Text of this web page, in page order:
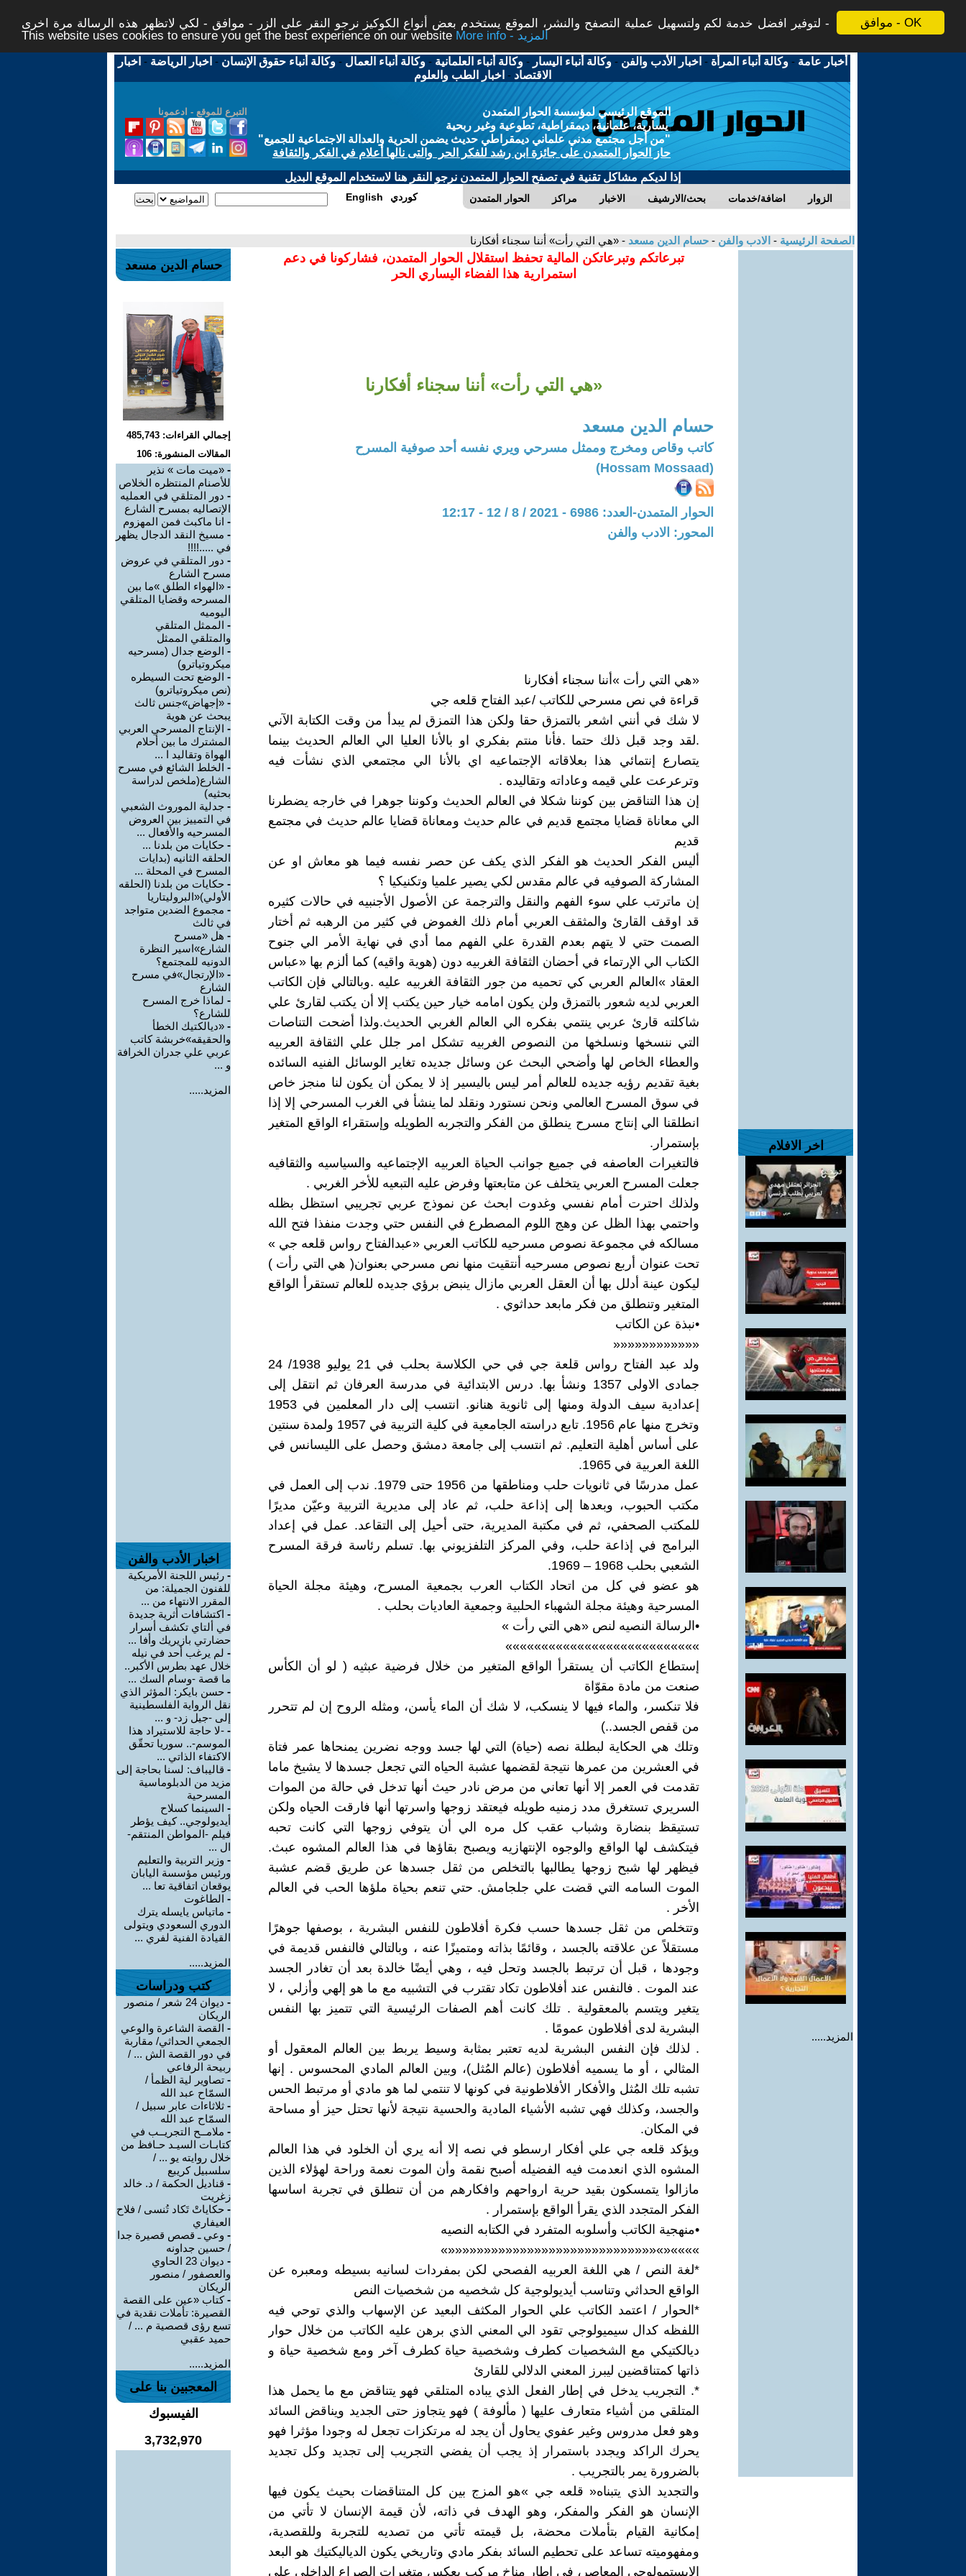
موافق - OK
لتوفير افضل خدمة لكم ولتسهيل عملية التصفح والنشر، الموقع يستخدم بعض أنواع الكوكيز نرجو النقر على الزر - موافق - لكي لاتظهر هذه الرسالة مرة اخرى -
This website uses cookies to ensure you get the best experience on our website
More info - المزيد
أخبار عامة -وكالة أنباء المرأة - اخبار الأدب والفن -وكالة أنباء اليسار -وكالة أنباء العلمانية -وكالة أنباء العمال -وكالة أنباء حقوق الإنسان - اخبار الرياضة - اخبار
الاقتصاد - اخبار الطب والعلوم
التبرع للموقع - ادعمونا
الموقع الرئيسي لمؤسسة الحوار المتمدن
يسارية، علمانية، ديمقراطية، تطوعية وغير ربحية
"من أجل مجتمع مدني علماني ديمقراطي حديث يضمن الحرية والعدالة الاجتماعية للجميع"
حاز الحوار المتمدن على جائزة ابن رشد للفكر الحر والتى نالها أعلام في الفكر والثقافة
إذا لديكم مشاكل تقنية في تصفح الحوار المتمدن نرجو النقر هنا لاستخدام الموقع البديل
الحوار المتمدن مراكز الاخبار بحث/الارشيف اضافة/خدمات الزوار English كوردي
الصفحة الرئيسية - الادب والفن - حسام الدين مسعد - «هي التي رأت» أننا سجناء أفكارنا
اخر الافلام
المزيد.....
تبرعاتكم وتبرعاتكن المالية تحفظ استقلال الحوار المتمدن، فشاركونا في دعم
استمرارية هذا الفضاء اليساري الحر
«هي التي رأت» أننا سجناء أفكارنا
حسام الدين مسعد
كاتب وقاص ومخرج وممثل مسرحي ويري نفسه أحد صوفية المسرح
(Hossam Mossaad)
الحوار المتمدن-العدد: 6986 - 2021 / 8 / 12 - 12:17
المحور: الادب والفن
«هي التي رأت »أننا سجناء أفكارنا
قراءة في نص مسرحي للكاتب /عبد الفتاح قلعه جي
لا شك في أنني اشعر بالتمزق حقا ولكن هذا التمزق لم يبدأ من وقت الكتابة الآني
.لقد وجد قبل ذلك حتما .فأنا منتم بفكري او بالأنا العليا الي العالم الحديث بينما
يتصارع إنتمائي هذا بعلاقاته الإجتماعيه اي بالأنا الي مجتمعي الذي نشأت فيه
وترعرعت علي قيمه وعاداته وتقاليده .
إن هذا التناقض بين كوننا شكلا في العالم الحديث وكوننا جوهرا في خارجه يضطرنا
الي معاناة قضايا مجتمع قديم في عالم حديث ومعاناة قضايا عالم حديث في مجتمع
قديم
أليس الفكر الحديث هو الفكر الذي يكف عن حصر نفسه فيما هو معاش او عن
المشاركة الصوفيه في عالم مقدس لكي يصير علميا وتكنيكيا ؟
إن ماترتب علي سوء الفهم والنقل والترجمة عن الأصول الأجنبيه في حالات كثيره
قد اوقف القارئ والمثقف العربي أمام ذلك الغموض في كثير من الرهبه ثم أختار
الصمت حتي لا يتهم بعدم القدرة علي الفهم مما أدي في نهاية الأمر الي جنوح
الكتاب الي الإرتماء في أحضان الثقافة الغربيه دون (هوية واقيه) كما ألزم بها «عباس
العقاد »العالم العربي كي تحميه من جور الثقافة الغربيه عليه .وبالتالي فإن الكاتب
العربي لديه شعور بالتمزق ولن يكون امامه خيار حين يكتب إلا أن يكتب لقارئ علي
شاكلته قارئ عربي ينتمي بفكره الي العالم الغربي الحديث.ولذا أضحت التناصات
التي ننسخها ونسلخها من النصوص الغربيه تشكل امر جلل علي الثقافة العربيه
والعطاء الخاص لها وأضحي البحث عن وسائل جديده تغاير الوسائل الفنيه السائده
بغية تقديم رؤيه جديده للعالم أمر ليس باليسير إذ لا يمكن أن يكون لنا منجز خاص
في سوق المسرح العالمي ونحن نستورد ونقلد لما ينشأ في الغرب المسرحي إلا إذا
انطلقنا الي إنتاج مسرح ينطلق من الفكر والتجربه الطويله وإستقراء الواقع المتغير
بإستمرار.
فالتغيرات العاصفه في جميع جوانب الحياة العربيه الإجتماعيه والسياسيه والثقافيه
جعلت المسرح العربي يتخلف عن متابعتها وفرض عليه التبعيه للأخر الغربي .
ولذلك احترت أمام نفسي وغدوت ابحث عن نموذج عربي تجريبي استظل بظله
واحتمي بهذا الظل عن وهج اللوم المصطرع في النفس حتي وجدت منفذا فتح الله
مسالكه في مجموعة نصوص مسرحيه للكاتب العربي «عبدالفتاح رواس قلعه جي »
تحت عنوان أربع نصوص مسرحيه أنتقيت منها نص مسرحي بعنوان( هي التي رأت )
ليكون عينة أدلل بها أن العقل العربي مازال ينبض برؤي جديده للعالم تستقرأ الواقع
المتغير وتنطلق من فكر مابعد حداثوي .
•نبذة عن الكاتب
««««««««««««
ولد عبد الفتاح رواس قلعة جي في حي الكلاسة بحلب في 21 يوليو 1938/ 24
جمادى الاولى 1357 ونشأ بها. درس الابتدائية في مدرسة العرفان ثم انتقل إلى
إعدادية سيف الدولة ومنها إلى ثانوية هنانو. انتسب إلى دار المعلمين في 1953
وتخرج منها عام 1956. تابع دراسته الجامعية في كلية التربية في 1957 ولمدة سنتين
على أساس أهلية التعليم. ثم انتسب إلى جامعة دمشق وحصل على الليسانس في
اللغة العربية في 1965.
عمل مدرسًا في ثانويات حلب ومناطقها من 1956 حتى 1979. ندب إلى العمل في
مكتب الحبوب، وبعدها إلى إذاعة حلب، ثم عاد إلى مديرية التربية وعيّن مديرًا
للمكتب الصحفي، ثم في مكتبة المديرية، حتى أحيل إلى التقاعد. عمل في إعداد
البرامج في إذاعة حلب، وفي المركز التلفزيوني بها. تسلم رئاسة فرقة المسرح
الشعبي بحلب 1968 – 1969.
هو عضو في كل من اتحاد الكتاب العرب بجمعية المسرح، وهيئة مجلة الحياة
المسرحية وهيئة مجلة الشهباء الحلبية وجمعية العاديات بحلب .
•الرسالة النصيه لنص «هي التي رأت »
»»»»»»»»»»»»»»»»»»»»»»»»»»»
إستطاع الكاتب أن يستقرأ الواقع المتغير من خلال فرضية عبثيه ( لو أن الكأس
صنعت من مادة مقوّاة
فلا تنكسر، والماء فيها لا ينسكب، لا شك أن الماء يأسن، ومثله الروح إن لم تتحرر
من قفص الجسد..)
وتلك هي الحكاية لبطلة نصه (حياة) التي لها جسد ووجه نضرين يمنحاها عمر فتاة
في العشرين من عمرها نتيجة لقضمها عشبة الحياه التي تجعل جسدها لا يشيخ ماما
تقدمت في العمر إلا أنها تعاني من مرض نادر حيث أنها تدخل في حالة من الموات
السريري تستغرق مدد زمنيه طويله فيعتقد زوجها واسرتها أنها فارقت الحياه ولكن
تستيقظ بنضارة وشباب عقب كل مره الي أن يتوفي زوجها التي كانت تحبه
فيتكشف لها الواقع والوجوه الإنتهازيه ويصبح بقاؤها في هذا العالم المشوه عبث.
فيظهر لها شبح زوجها يطالبها بالتخلص من ثقل جسدها عن طريق قضم عشبة
الموت السامه التي قضت علي جلجامش. حتي تنعم بحياة ملؤها الحب في العالم
الأخر .
وتتخلص من ثقل جسدها حسب فكرة أفلاطون للنفس البشرية ، بوصفها جوهرًا
مستقلاً عن علاقته بالجسد ، وقائمًا بذاته ومتميزًا عنه ، وبالتالي فالنفس قديمة في
وجودها ، قبل أن ترتبط بالجسد وتحل فيه ، وهي أيضًا خالدة بعد أن تغادر الجسد
عند الموت . فالنفس عند أفلاطون تكاد تقترب في التشبيه مع ما هو إلهي وأزلي ، لا
يتغير ويتسم بالمعقولية . تلك كانت أهم الصفات الرئيسية التي تتميز بها النفس
البشرية لدى أفلاطون عمومًا .
. لذلك فإن النفس البشرية لديه تعتبر بمثابة وسيط يربط بين العالم المعقول أو
المثالي ، أو ما يسميه أفلاطون (عالم المُثل)، وبين العالم المادي المحسوس . إنها
تشبه تلك المُثل والأفكار الأفلاطونية في كونها لا تنتمي لما هو مادي أو مرتبط الحس
والجسد، وكذلك فهي تشبه الأشياء المادية والحسية نتيجة لأنها تحتل حيز أو مساحة
في المكان.
ويؤكد قلعه جي علي أفكار ارسطو في نصه إلا أنه يري أن الخلود في هذا العالم
المشوه الذي انعدمت فيه الفضيله أصبح نقمة وأن الموت نعمة وراحة لهؤلاء الذين
مازالوا يتمسكون بقيد حرية ارواحهم وافكارهم من أن تنطلق في تجربة اساسها
الفكر المتجدد الذي يقرأ الواقع بإستمرار .
•منهجية الكاتب وأسلوبه المتفرد في الكتابه النصيه
»»»»«»«««««««««««««««««««««««««««««»
*لغة النص / هي اللغة العربيه الفصحي لكن بمفردات لسانيه بسيطه ومعبره عن
الواقع الحداثي وتناسب أيديولوجية كل شخصيه من شخصيات النص
*الحوار / اعتمد الكاتب علي الحوار المكثف البعيد عن الإسهاب والذي توحي فيه
اللفظه كدال سيميولوجي تقود الي المعني الذي برهن عليه الكاتب من خلال حوار
ديالكتيكي مع الشخصيات كطرف وشخصية حياة كطرف آخر ومع شخصية حياة و
ذاتها كمتناقضين ليبرز المعني الدلالي للقارئ
*. التجريب يدخل في إطار الفعل الذي يباده المتلقي فهو يتناقض مع ما يحمل هذا
المتلقي من أشياء متعارف عليها ( مألوفة ) فهو يتجاوز حتى الجديد ويناقض السائد
وهو فعل مدروس وغير عفوي يحاول أن يجد له مرتكزات تجعل له وجودا مؤثرا فهو
يحرك الراكد ويجدد باستمرار إذ يجب أن يفضي التجريب إلى تجديد وكل تجديد
بالضرورة يمر بالتجريب .
والتجديد الذي يتبناه« قلعه جي »هو المزج بين كل المتناقضات بحيث يكون فيها
الإنسان هو الفكر والمفكر، وهو الهدف في ذاته، لأن قيمة الإنسان لا تأتي من
إمكانية القيام بتأملات محضة، بل قيمته تأتي من تصديه للتجربة وللقصدية،
ومفهوميته تساعد على تحطيم السائد بفكر مادي وتاريخي يكون الدياليكتيك هو البعد
الإبستمولوجي المعاصر، في إطار مناخ مركب يعكس متغيرات الصراع الداخلي على
حسام الدين مسعد
إجمالي القراءات: 485,743
المقالات المنشورة: 106
- «ميت مات » نذير
للأصنام المنتظره الخلاص
- دور المتلقي في العمليه
الإتصاليه بمسرح الشارع
- انا ماكبث فمن المهزوم
- مسيخ النقد الدجال يظهر
في .....!!!!
- دور المتلقي في عروض
مسرح الشارع
- «الهواء الطلق »ما بين
المسرحه وقضايا المتلقي
اليوميه
- الممثل المتلقي
والمتلقي الممثل
- الوضع جدال (مسرحيه
ميكروتياترو)
- الوضع تحت السيطره
(نص ميكروتياترو)
- «إجهاض»جنس ثالث
يبحث عن هوية
- الإنتاج المسرحي العربي
المشترك ما بين أحلام
الهواة وتقاليد ا ...
- الخلط الشائع في مسرح
الشارع(ملخص لدراسة
بحثيه)
- جدلية الموروث الشعبي
في التمييز بين العروض
المسرحيه والأفعال ...
- حكايات من بلدنا ...
الحلقه الثانيه (بدايات
المسرح في المحلة ...
- حكايات من بلدنا (الحلقه
الأولي)«البروليتاريا
- مجموع الضدين متواجد
في ثالث
- هل «مسرح
الشارع»اسير النظرة
الدونيه للمجتمع؟
- «الإرتجال»في مسرح
الشارع
- لماذا خرج المسرح
للشارع؟
- «ديالكتيك الخطأ
والحقيقه»خربشة كاتب
عربي علي جدران الخرافة
و ...
المزيد.....
اخبار الأدب والفن
- رئيس اللجنة الأمريكية
للفنون الجميلة: من
المقرر الانتهاء من ...
- اكتشافات أثرية جديدة
في ألتاي تكشف أسرار
حضارتي بازيريك وأفا ...
- لم يرغب أحد في نيله
خلال عهد بطرس الأكبر..
ما قصة -وسام السك ...
- حسن بايكر: المؤثر الذي
نقل الرواية الفلسطينية
إلى -جيل زد- و ...
- -لا حاجة للاستيراد هذا
الموسم-.. سوريا تحقّق
الاكتفاء الذاتي ...
- قاليباف: لسنا بحاجة إلى
مزيد من الدبلوماسية
المسرحية
- السينما كسلاح
أيديولوجي.. كيف يؤطر
فيلم -المواطن المنتقم-
ال ...
- وزير التربية والتعليم
ورئيس مؤسسة اليابان
يوقعان اتفاقية تعا ...
- الطاغوت
- ماتياس يايسله يترك
الدوري السعودي ويتولى
القيادة الفنية لفري ...
المزيد.....
كتب ودراسات
-
ديوان 24 شعر / منصور
الريكان
- القصة الشاعرة والوعي
الجمعي الحداثي/ مقاربة
في دور القصة الش ... /
ربيحة الرفاعي
- تصاوير لية الظمأ /
السمّاح عبد الله
- ثلاثاءات عابر سبيل /
السمّاح عبد الله
- ملامــح التجريــب في
كتابـات السيـد حـافظ من
خلال روايته يو ... /
سلسبيل كريبع
- قناديل الحكمة / د. خالد
زغريت
- حكاياتْ تَكاد تُنسى / فلاح
العيفاري
- وعي ـ قصص قصيرة جدا
/ حسين جداونه
-
ديوان 23 الحاوي
والعصفور / منصور
الريكان
-كتاب «عين على القصة
القصيرة: تأملات نقدية في
تسع رؤى قصصية م ... /
حميد عقبي
المزيد.....
المعجبين بنا على
الفيسبوك
3,732,970